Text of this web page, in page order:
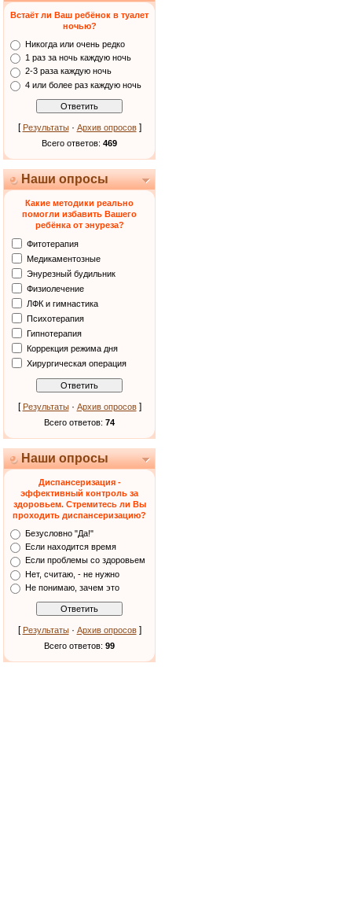
Встаёт ли Ваш ребёнок в туалет
ночью?
Никогда или очень редко
1 раз за ночь каждую ночь
2-3 раза каждую ночь
4 или более раз каждую ночь
[ Результаты· Архив опросов]
Всего ответов: 469
Наши опросы
Какие методики реально
помогли избавить Вашего
ребёнка от энуреза?
Фитотерапия
Медикаментозные
Энурезный будильник
Физиолечение
ЛФК и гимнастика
Психотерапия
Гипнотерапия
Коррекция режима дня
Хирургическая операция
[ Результаты· Архив опросов]
Всего ответов: 74
Наши опросы
Диспансеризация -
эффективный контроль за
здоровьем. Стремитесь ли Вы
проходить диспансеризацию?
Безусловно "Да!"
Если находится время
Если проблемы со здоровьем
Нет, считаю, - не нужно
Не понимаю, зачем это
[ Результаты· Архив опросов]
Всего ответов: 99